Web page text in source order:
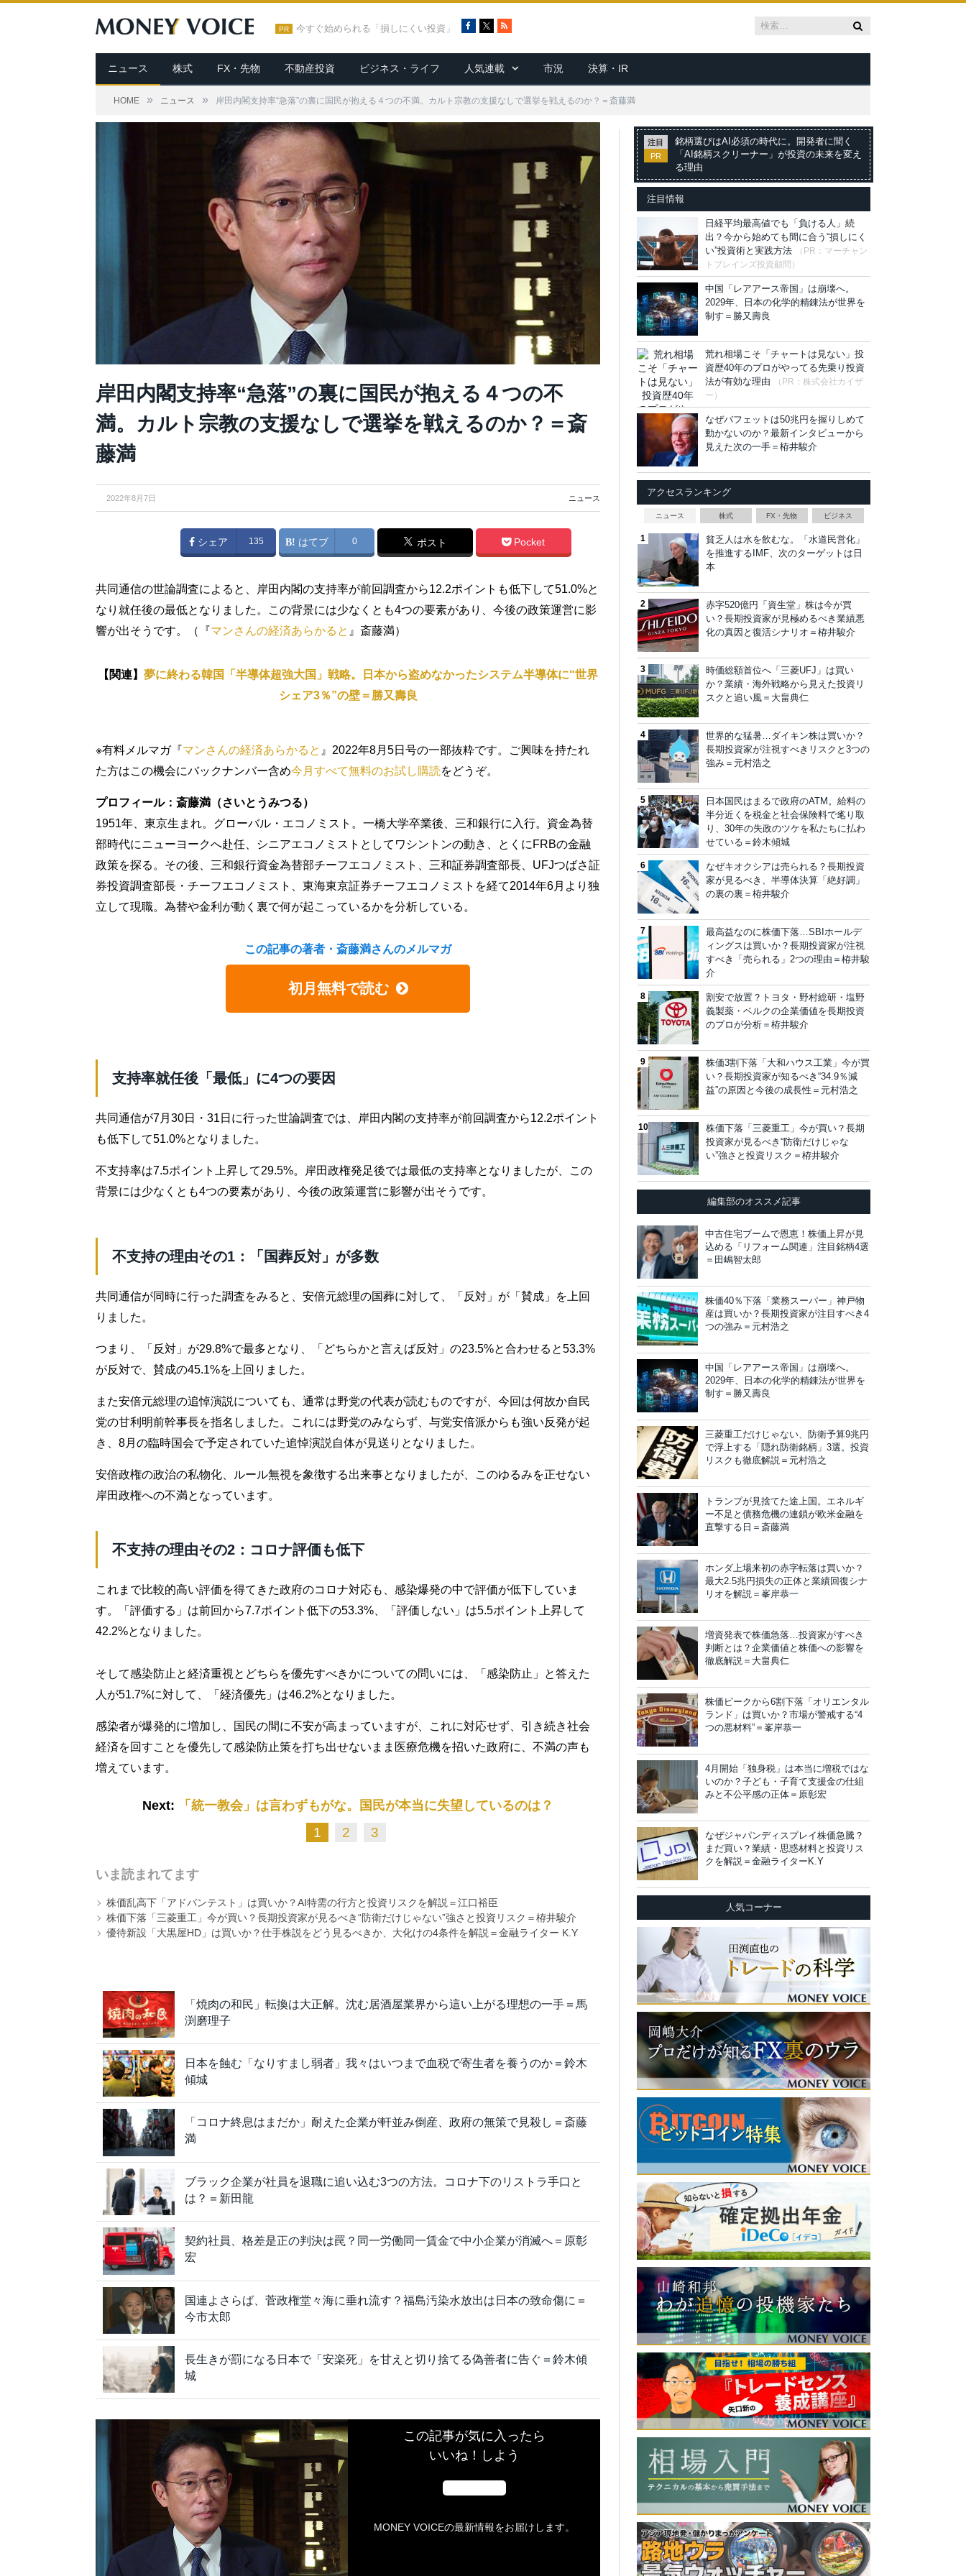
PR 今すぐ始められる「損しにくい投資」
c
e
b
o
R
S
ニュース 株式 FX・先物 不動産投資 ビジネス・ライフ 人気連載 市況 決算・IR
HOME » ニュース » 岸田内閣支持率“急落”の裏に国民が抱える４つの不満。カルト宗教の支援なしで選挙を戦えるのか？＝斎藤満
岸田内閣支持率“急落”の裏に国民が抱える４つの不
満。カルト宗教の支援なしで選挙を戦えるのか？＝斎
藤満
2022年8月7日 ニュース
シェア 135 はてブ 0 ポスト Pocket
共同通信の世論調査によると、岸田内閣の支持率が前回調査から12.2ポイントも低下して51.0%と
なり就任後の最低となりました。この背景には少なくとも4つの要素があり、今後の政策運営に影
響が出そうです。（『マンさんの経済あらかると 』斎藤満）
【関連】 夢に終わる韓国「半導体超強大国」戦略。日本から盗めなかったシステム半導体に“世界
シェア3％”の壁＝勝又壽良
※有料メルマガ『マンさんの経済あらかると 』2022年8月5日号の一部抜粋です。ご興味を持たれ
た方はこの機会にバックナンバー含め今月すべて無料のお試し購読をどうぞ。
プロフィール：斎藤満（さいとうみつる）
1951年、東京生まれ。グローバル・エコノミスト。一橋大学卒業後、三和銀行に入行。資金為替
部時代にニューヨークへ赴任、シニアエコノミストとしてワシントンの動き、とくにFRBの金融
政策を探る。その後、三和銀行資金為替部チーフエコノミスト、三和証券調査部長、UFJつばさ証
券投資調査部長・チーフエコノミスト、東海東京証券チーフエコノミストを経て2014年6月より独
立して現職。為替や金利が動く裏で何が起こっているかを分析している。
この記事の著者・斎藤満さんのメルマガ
初月無料で読む
支持率就任後「最低」に4つの要因
共同通信が7月30日・31日に行った世論調査では、岸田内閣の支持率が前回調査から12.2ポイント
も低下して51.0%となりました。
不支持率は7.5ポイント上昇して29.5%。岸田政権発足後では最低の支持率となりましたが、この
背景には少なくとも4つの要素があり、今後の政策運営に影響が出そうです。
不支持の理由その1：「国葬反対」が多数
共同通信が同時に行った調査をみると、安倍元総理の国葬に対して、「反対」が「賛成」を上回
りました。
つまり、「反対」が29.8%で最多となり、「どちらかと言えば反対」の23.5%と合わせると53.3%
が反対で、賛成の45.1%を上回りました。
また安倍元総理の追悼演説についても、通常は野党の代表が読むものですが、今回は何故か自民
党の甘利明前幹事長を指名しました。これには野党のみならず、与党安倍派からも強い反発が起
き、8月の臨時国会で予定されていた追悼演説自体が見送りとなりました。
安倍政権の政治の私物化、ルール無視を象徴する出来事となりましたが、このゆるみを正せない
岸田政権への不満となっています。
不支持の理由その2：コロナ評価も低下
これまで比較的高い評価を得てきた政府のコロナ対応も、感染爆発の中で評価が低下していま
す。「評価する」は前回から7.7ポイント低下の53.3%、「評価しない」は5.5ポイント上昇して
42.2%となりました。
そして感染防止と経済重視とどちらを優先すべきかについての問いには、「感染防止」と答えた
人が51.7%に対して、「経済優先」は46.2%となりました。
感染者が爆発的に増加し、国民の間に不安が高まっていますが、これに対応せず、引き続き社会
経済を回すことを優先して感染防止策を打ち出せないまま医療危機を招いた政府に、不満の声も
増えています。
Next: 「統一教会」は言わずもがな。国民が本当に失望しているのは？
1 2 3
いま読まれてます
株価乱高下「アドバンテスト」は買いか？AI特需の行方と投資リスクを解説＝江口裕臣
株価下落「三菱重工」今が買い？長期投資家が見るべき“防衛だけじゃない”強さと投資リスク＝栫井駿介
優待新設「大黒屋HD」は買いか？仕手株説をどう見るべきか、大化けの4条件を解説＝金融ライター K.Y
「焼肉の和民」転換は大正解。沈む居酒屋業界から這い上がる理想の一手＝馬
渕磨理子
日本を蝕む「なりすまし弱者」我々はいつまで血税で寄生者を養うのか＝鈴木
傾城
「コロナ終息はまだか」耐えた企業が軒並み倒産、政府の無策で見殺し＝斎藤
満
ブラック企業が社員を退職に追い込む3つの方法。コロナ下のリストラ手口と
は？＝新田龍
契約社員、格差是正の判決は罠？同一労働同一賃金で中小企業が消滅へ＝原彰
宏
国連よさらば、菅政権堂々海に垂れ流す？福島汚染水放出は日本の致命傷に＝
今市太郎
長生きが罰になる日本で「安楽死」を甘えと切り捨てる偽善者に告ぐ＝鈴木傾
城
この記事が気に入ったら
いいね！しよう
MONEY VOICEの最新情報をお届けします。
注目
PR
銘柄選びはAI必須の時代に。開発者に聞く
「AI銘柄スクリーナー」が投資の未来を変え
る理由
注目情報
日経平均最高値でも「負ける人」続
出？今から始めても間に合う“損しにく
い”投資術と実践方法
（PR：マーチャン
トブレインズ投資顧問）
中国「レアアース帝国」は崩壊へ。
2029年、日本の化学的精錬法が世界を
制す＝勝又壽良
荒れ相場こそ「チャートは見ない」投
資歴40年のプロがやってる先乗り投資
法が有効な理由
（PR：株式会社カイザ
ー）
なぜバフェットは50兆円を握りしめて
動かないのか？最新インタビューから
見えた次の一手＝栫井駿介
アクセスランキング
ニュース 株式 FX・先物 ビジネス
貧乏人は水を飲むな。「水道民営化」
を推進するIMF、次のターゲットは日
本
赤字520億円「資生堂」株は今が買
い？長期投資家が見極めるべき業績悪
化の真因と復活シナリオ＝栫井駿介
時価総額首位へ「三菱UFJ」は買い
か？業績・海外戦略から見えた投資リ
スクと追い風＝大畠典仁
世界的な猛暑…ダイキン株は買いか？
長期投資家が注視すべきリスクと3つの
強み＝元村浩之
日本国民はまるで政府のATM。給料の
半分近くを税金と社会保険料で毟り取
り、30年の失政のツケを私たちに払わ
せている＝鈴木傾城
なぜキオクシアは売られる？長期投資
家が見るべき、半導体決算「絶好調」
の裏の裏＝栫井駿介
最高益なのに株価下落…SBIホールデ
ィングスは買いか？長期投資家が注視
すべき「売られる」2つの理由＝栫井駿
介
割安で放置？トヨタ・野村総研・塩野
義製薬・ベルクの企業価値を長期投資
のプロが分析＝栫井駿介
株価3割下落「大和ハウス工業」今が買
い？長期投資家が知るべき“34.9％減
益”の原因と今後の成長性＝元村浩之
株価下落「三菱重工」今が買い？長期
投資家が見るべき“防衛だけじゃな
い”強さと投資リスク＝栫井駿介
編集部のオススメ記事
中古住宅ブームで恩恵！株価上昇が見
込める「リフォーム関連」注目銘柄4選
＝田嶋智太郎
株価40％下落「業務スーパー」神戸物
産は買いか？長期投資家が注目すべき4
つの強み＝元村浩之
中国「レアアース帝国」は崩壊へ。
2029年、日本の化学的精錬法が世界を
制す＝勝又壽良
三菱重工だけじゃない、防衛予算9兆円
で浮上する「隠れ防衛銘柄」3選。投資
リスクも徹底解説＝元村浩之
トランプが見捨てた途上国。エネルギ
ー不足と債務危機の連鎖が欧米金融を
直撃する日＝斎藤満
ホンダ上場来初の赤字転落は買いか？
最大2.5兆円損失の正体と業績回復シナ
リオを解説＝峯岸恭一
増資発表で株価急落…投資家がすべき
判断とは？企業価値と株価への影響を
徹底解説＝大畠典仁
株価ピークから6割下落「オリエンタル
ランド」は買いか？市場が警戒する“4
つの悪材料”＝峯岸恭一
4月開始「独身税」は本当に増税ではな
いのか？子ども・子育て支援金の仕組
みと不公平感の正体＝原彰宏
なぜジャパンディスプレイ株価急騰？
まだ買い？業績・思惑材料と投資リス
クを解説＝金融ライターK.Y
人気コーナー